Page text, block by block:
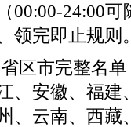
00:00-24:00
领完即止规则
区市完整名
、安徽、福建
、云南、西藏